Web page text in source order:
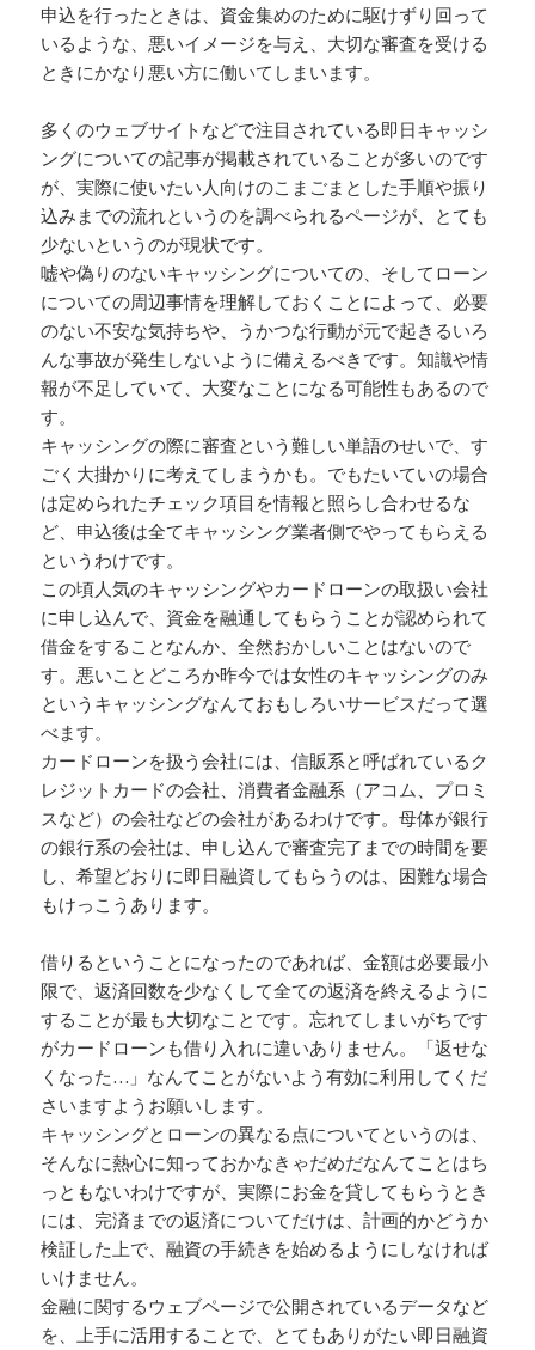
申込を行ったときは、資金集めのために駆けずり回って
いるような、悪いイメージを与え、大切な審査を受ける
ときにかなり悪い方に働いてしまいます。
多くのウェブサイトなどで注目されている即日キャッシ
ングについての記事が掲載されていることが多いのです
が、実際に使いたい人向けのこまごまとした手順や振り
込みまでの流れというのを調べられるページが、とても
少ないというのが現状です。
嘘や偽りのないキャッシングについての、そしてローン
についての周辺事情を理解しておくことによって、必要
のない不安な気持ちや、うかつな行動が元で起きるいろ
んな事故が発生しないように備えるべきです。知識や情
報が不足していて、大変なことになる可能性もあるので
す。
キャッシングの際に審査という難しい単語のせいで、す
ごく大掛かりに考えてしまうかも。でもたいていの場合
は定められたチェック項目を情報と照らし合わせるな
ど、申込後は全てキャッシング業者側でやってもらえる
というわけです。
この頃人気のキャッシングやカードローンの取扱い会社
に申し込んで、資金を融通してもらうことが認められて
借金をすることなんか、全然おかしいことはないので
す。悪いことどころか昨今では女性のキャッシングのみ
というキャッシングなんておもしろいサービスだって選
べます。
カードローンを扱う会社には、信販系と呼ばれているク
レジットカードの会社、消費者金融系（アコム、プロミ
スなど）の会社などの会社があるわけです。母体が銀行
の銀行系の会社は、申し込んで審査完了までの時間を要
し、希望どおりに即日融資してもらうのは、困難な場合
もけっこうあります。
借りるということになったのであれば、金額は必要最小
限で、返済回数を少なくして全ての返済を終えるように
することが最も大切なことです。忘れてしまいがちです
がカードローンも借り入れに違いありません。「返せな
くなった…」なんてことがないよう有効に利用してくだ
さいますようお願いします。
キャッシングとローンの異なる点についてというのは、
そんなに熱心に知っておかなきゃだめだなんてことはち
っともないわけですが、実際にお金を貸してもらうとき
には、完済までの返済についてだけは、計画的かどうか
検証した上で、融資の手続きを始めるようにしなければ
いけません。
金融に関するウェブページで公開されているデータなど
を、上手に活用することで、とてもありがたい即日融資